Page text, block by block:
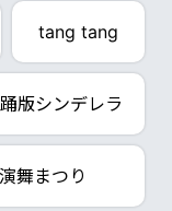
tang tang
版シンデレラ
舞まつり